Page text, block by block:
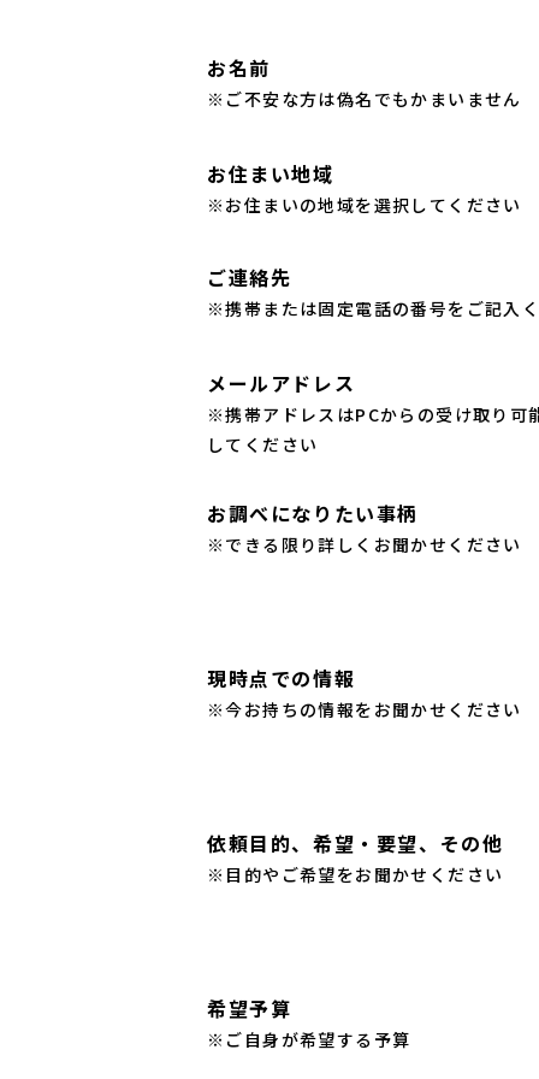
お名前
※ご不安な方は偽名でもかまいません
お住まい地域
※お住まいの地域を選択してください
ご連絡先
※携帯または固定電話の番号をご記入
メールアドレス
※携帯アドレスはPCからの受け取り可
してください
お調べになりたい事柄
※できる限り詳しくお聞かせください
現時点での情報
※今お持ちの情報をお聞かせください
依頼目的、希望・要望、その他
※目的やご希望をお聞かせください
希望予算
※ご自身が希望する予算